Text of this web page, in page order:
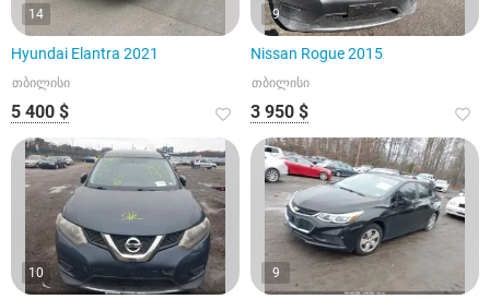
14
Hyundai Elantra 2021
თბილისი
5 400 $
9
Nissan Rogue 2015
თბილისი
3 950 $
10 9